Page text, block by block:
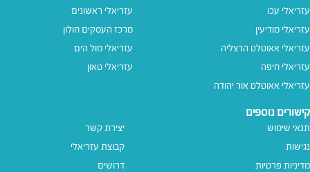
עזריאלי עכו
עזריאלי מודיעין
עזריאלי אאוטלט הרצליה
עזריאלי חיפה
עזריאלי אאוטלט אור יהודה
עזריאלי ראשונים
מרכז העסקים חולון
עזריאלי מול הים
עזריאלי טאון
קישורים נוספים
תנאי שימוש
נגישות
מדיניות פרטיות
יצירת קשר
קבוצת עזריאלי
דרושים